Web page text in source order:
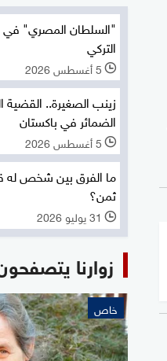
"السلطان المصري" في
التركي
l 5 أغسطس 2026
زينب الصغيرة.. القضية
الضمائر في باكستان
l 5 أغسطس 2026
ما الفرق بين شخص له
ثمن؟
l 31 يوليو 2026
زوارنا
خاص